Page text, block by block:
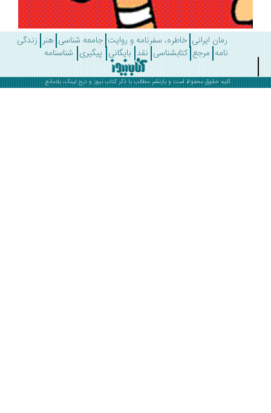
رمان ایرانی خاطره، سفرنامه و روایت جامعه شناسی هنر زندگی
مرجع کتابشناسی نقد بایگانی پیگیری شناسنامه
کلیه حقوق محفوظ است و بازنشر مطالب با ذکرکتاب نیوز و درج لینک، بلامانع .